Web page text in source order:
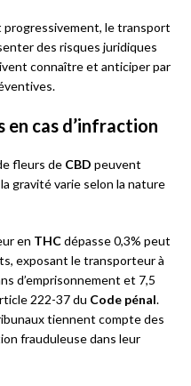
progressivement, le transport
des risques juridiques
connaître et anticiper par
en cas d’infraction
fleurs de CBD peuvent
gravité varie selon la nature
en THCdépasse 0,3% peut
exposant le transporteur à
d’emprisonnement et 7,5
222-37 du Code pénal.
tiennent compte des
frauduleuse dans leur